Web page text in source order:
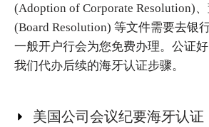
(Adoption of Corporate Resolution)
(Board Resolution) 等文件需要去银
一般开户行会为您免费办理。公证
我们代办后续的海牙认证步骤。
美国公司会议纪要海牙认证